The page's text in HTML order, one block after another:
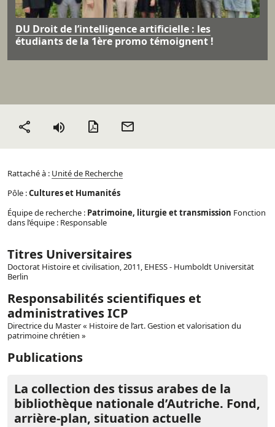
DU Droit de l’intelligence artificielle : les
étudiants de la 1ère promo témoignent !
Partager Version PDF
Rattaché à : Unité de Recherche
Pôle :Cultures et Humanités
Équipe de recherche : Patrimoine, liturgie et transmission Fonction
dans l’équipe : Responsable
Titres Universitaires
Doctorat Histoire et civilisation, 2011, EHESS - Humboldt Universität
Berlin
Responsabilités scientifiques et
administratives ICP
Directrice du Master « Histoire de l’art. Gestion et valorisation du
patrimoine chrétien »
Publications
La collection des tissus arabes de la
bibliothèque nationale d’Autriche. Fond,
arrière-plan, situation actuelle